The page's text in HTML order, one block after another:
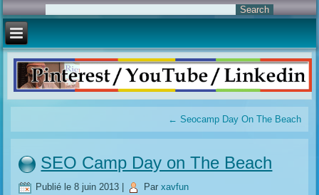
← Seocamp Day On The Beach
SEO Camp Day on The Beach
Publié le 8 juin 2013 Par xavfun